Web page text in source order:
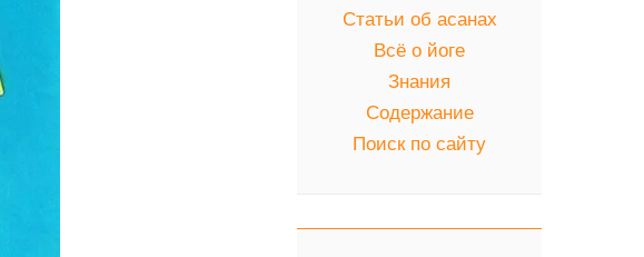
Статьи об асанах
Всё о йоге
Знания
Содержание
Поиск по сайту